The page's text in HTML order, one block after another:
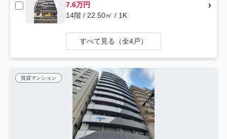
7.6万円
14階 / 22.50㎡ / 1K
すべて見る（全4戸）
賃貸マンション